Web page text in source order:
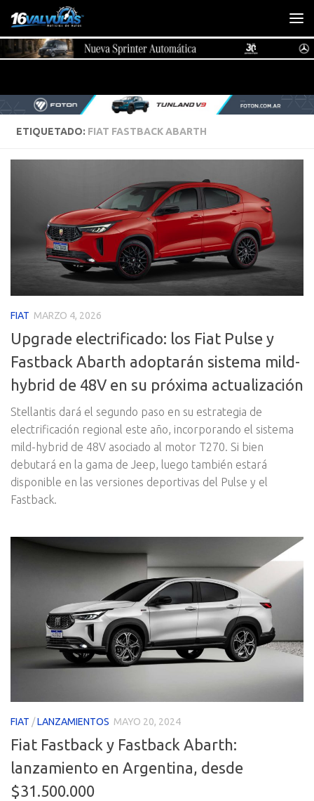
Saltar al contenido
ETIQUETADO: FIAT FASTBACK ABARTH
FIAT MARZO 4, 2026
Upgrade electrificado: los Fiat Pulse y
Fastback Abarth adoptarán sistema mild-
hybrid de 48V en su próxima actualización
Stellantis dará el segundo paso en su estrategia de
electrificación regional este año, incorporando el sistema
mild-hybrid de 48V asociado al motor T270. Si bien
debutará en la gama de Jeep, luego también estará
disponible en las versiones deportivas del Pulse y el
Fastback.
FIAT /LANZAMIENTOS MAYO 20, 2024
Fiat Fastback y Fastback Abarth:
lanzamiento en Argentina, desde
$31.500.000